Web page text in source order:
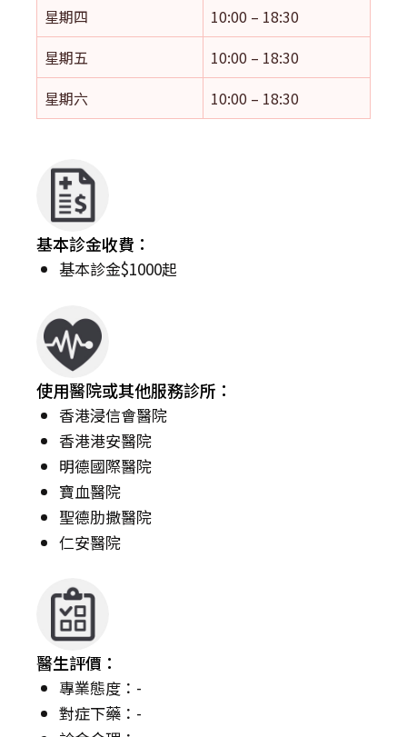
星期四
10:00 – 18:30
星期五
10:00 – 18:30
星期六
10:00 – 18:30
基本診金收費：
基本診金$1000起
使用醫院或其他服務診所：
香港浸信會醫院
香港港安醫院
明德國際醫院
寶血醫院
聖德肋撒醫院
仁安醫院
醫生評價：
專業態度：-
對症下藥：-